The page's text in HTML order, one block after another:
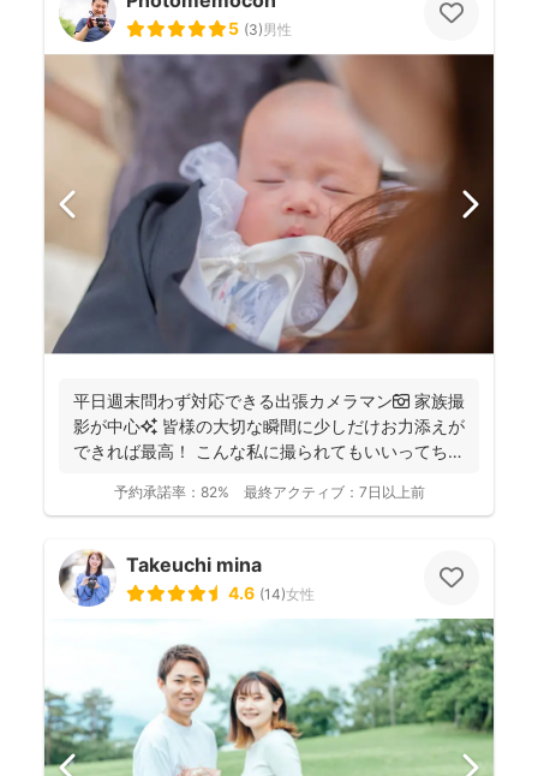
5 (3)男性
平日週末問わず対応できる出張カメラマン📷 家族撮
影が中心✨ 皆様の大切な瞬間に少しだけお力添えが
できれば最高！ こんな私に撮られてもいいってちら
予約承諾率： 82% 最終アクティブ： 7日以上前
Takeuchi mina
4.6 (14)女性